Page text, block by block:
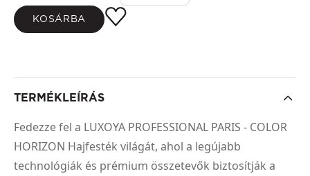
KOSÁRBA
TERMÉKLEÍRÁS
Fedezze fel a LUXOYA PROFESSIONAL PARIS - COLOR
HORIZON Hajfesték világát, ahol a legújabb
technológiák és prémium összetevők biztosítják a